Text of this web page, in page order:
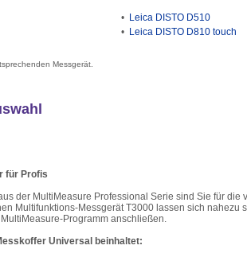
• Leica DISTO D510
• Leica DISTO D810 touch
Messgerät.
für Profis
der MultiMeasure Professional Serie sind Sie für
Multifunktions-Messgerät T3000 lassen sich nahezu
Programm anschließen.
Universal beinhaltet: